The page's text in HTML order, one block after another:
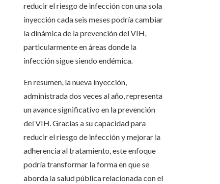
reducir el riesgo de infección con una sola
inyección cada seis meses podría cambiar
la dinámica de la prevención del VIH,
particularmente en áreas donde la
infección sigue siendo endémica.
En resumen, la nueva inyección,
administrada dos veces al año, representa
un avance significativo en la prevención
del VIH. Gracias a su capacidad para
reducir el riesgo de infección y mejorar la
adherencia al tratamiento, este enfoque
podría transformar la forma en que se
aborda la salud pública relacionada con el